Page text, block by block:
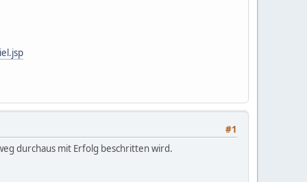
#1
durchaus mit Erfolg beschritten wird.